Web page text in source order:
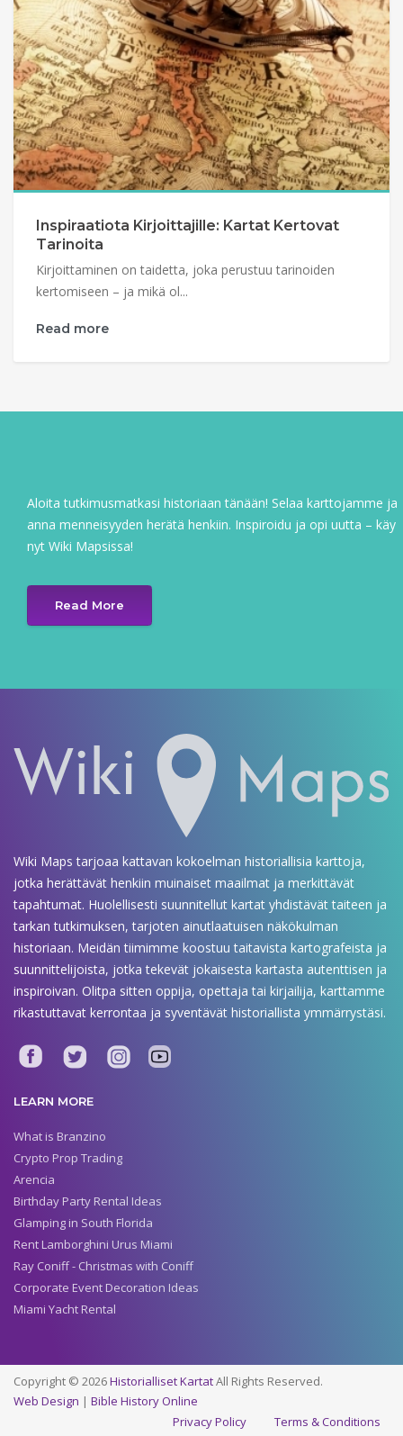
Inspiraatiota Kirjoittajille: Kartat Kertovat
Tarinoita
Kirjoittaminen on taidetta, joka perustuu tarinoiden
kertomiseen – ja mikä ol...
Read more
Aloita tutkimusmatkasi historiaan tänään! Selaa karttojamme ja
anna menneisyyden herätä henkiin. Inspiroidu ja opi uutta – käy
nyt Wiki Mapsissa!
Read More
Wiki Maps tarjoaa kattavan kokoelman historiallisia karttoja,
jotka herättävät henkiin muinaiset maailmat ja merkittävät
tapahtumat. Huolellisesti suunnitellut kartat yhdistävät taiteen ja
tarkan tutkimuksen, tarjoten ainutlaatuisen näkökulman
historiaan. Meidän tiimimme koostuu taitavista kartografeista ja
suunnittelijoista, jotka tekevät jokaisesta kartasta autenttisen ja
inspiroivan. Olitpa sitten oppija, opettaja tai kirjailija, karttamme
rikastuttavat kerrontaa ja syventävät historiallista ymmärrystäsi.
LEARN MORE
What is Branzino
Crypto Prop Trading
Arencia
Birthday Party Rental Ideas
Glamping in South Florida
Rent Lamborghini Urus Miami
Ray Coniff - Christmas with Coniff
Corporate Event Decoration Ideas
Miami Yacht Rental
Copyright © 2026Historialliset KartatAll Rights Reserved.
Web Design | Bible History Online
Privacy Policy
Terms & Conditions